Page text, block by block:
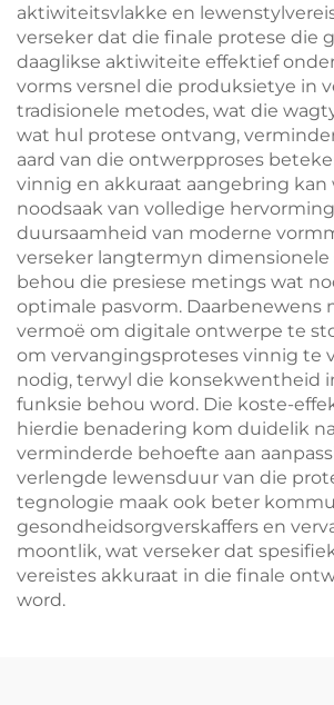
aktiwiteitsvlakke en
verseker dat die finale protese die
daaglikse aktiwiteite effektief
vorms versnel die produksietye in
tradisionele metodes, wat die
wat hul protese ontvang,
aard van die ontwerpproses
vinnig en akkuraat aangebring kan
noodsaak van volledige
duursaamheid van moderne
verseker langtermyn
behou die presiese metings wat
optimale pasvorm. Daarbenewens
vermoë om digitale ontwerpe te
om vervangingsproteses vinnig te
nodig, terwyl die konsekwentheid
funksie behou word. Die koste-
hierdie benadering kom duidelik
verminderde behoefte aan
verlengde lewensduur van die
tegnologie maak ook beter
gesondheidsorgverskaffers en
moontlik, wat verseker dat
vereistes akkuraat in die finale
word.